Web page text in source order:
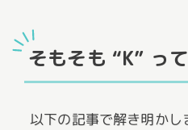
そもそも “K” っ
以下の記事で解き明かし